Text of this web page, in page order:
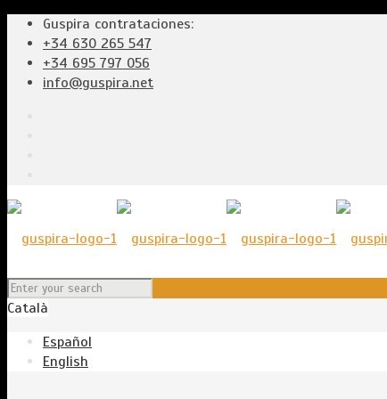
Guspira contrataciones:
+34 630 265 547
+34 695 797 056
info@guspira.net
Català
Español
English